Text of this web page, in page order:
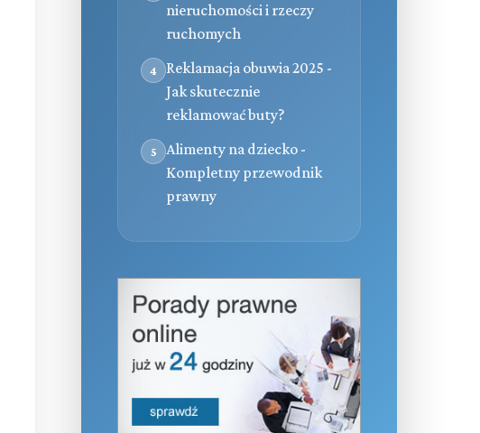
nieruchomości i rzeczy
ruchomych
4
Reklamacja obuwia 2025 -
Jak skutecznie
reklamować buty?
5
Alimenty na dziecko -
Kompletny przewodnik
prawny